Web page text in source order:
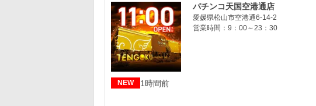
パチンコ天国空港通店
愛媛県松山市空港通6-14-2
営業時間：9：00～23：30
NEW 1時間前